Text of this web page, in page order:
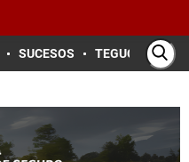
SUCESOS TEGUCIGALPA